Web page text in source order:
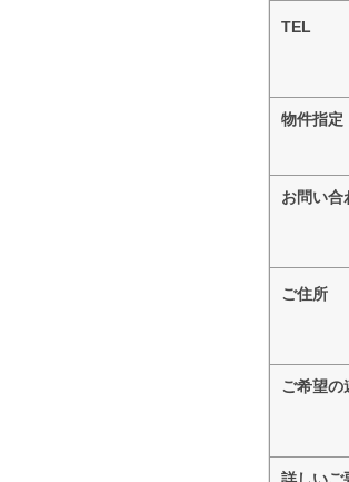
TEL
物件指定
お問い合
ご住所
ご希望の